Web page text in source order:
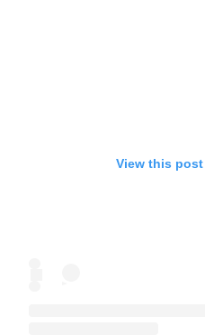
View this